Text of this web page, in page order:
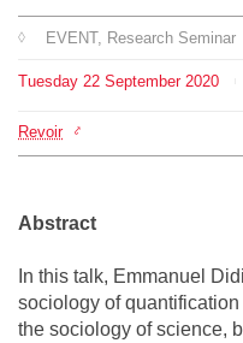
EVENT, Research Seminar
Tuesday 22 September 2020
Revoir
Abstract
In this talk, Emmanuel
sociology of
the sociology of science,